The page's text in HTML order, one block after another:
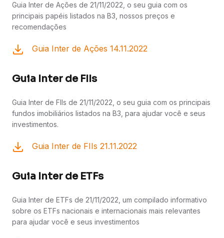
Guia Inter de Ações de 21/11/2022, o seu guia com os
principais papéis listados na B3, nossos preços e
recomendações
Guia Inter de Ações 14.11.2022
Guia Inter de FIIs
Guia Inter de FIIs de 21/11/2022, o seu guia com os principais
fundos imobiliários listados na B3, para ajudar você e seus
investimentos.
Guia Inter de FIIs 21.11.2022
Guia Inter de ETFs
Guia Inter de ETFs de 21/11/2022, um compilado informativo
sobre os ETFs nacionais e internacionais mais relevantes
para ajudar você e seus investimentos